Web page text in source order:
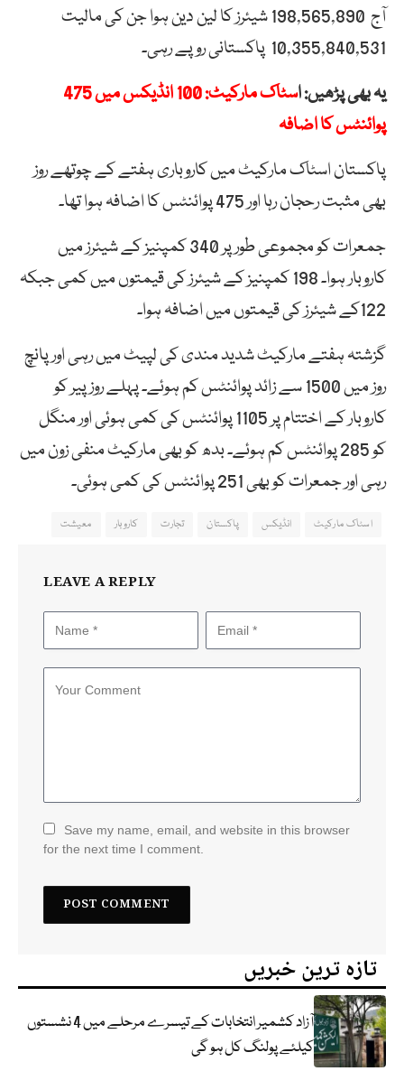
آج 198,565,890 شیئرز کا لین دین ہوا جن کی مالیت
10,355,840,531 پاکستانی روپے رہی۔
یہ بھی پڑھیں: ا
سٹاک مارکیٹ: 100 انڈیکس میں 475
پوائنٹس کا اضافہ
پاکستان اسٹاک مارکیٹ میں کاروباری ہفتے کے چوتھے روز
بھی مثبت رحجان رہا اور 475 پوائنٹس کا اضافہ ہوا تھا۔
جمعرات کو مجموعی طور پر 340 کمپنیز کے شیئرز میں
کاروبار ہوا۔ 198 کمپنیز کے شیئرز کی قیمتوں میں کمی جبکہ
122کے شیئرز کی قیمتوں میں اضافہ ہوا۔
گزشتہ ہفتے مارکیٹ شدید مندی کی لپیٹ میں رہی اور پانچ
روز میں 1500 سے زائد پوائنٹس کم ہوئے۔ پہلے روز پیر کو
کاروبار کے اختتام پر 1105 پوائنٹس کی کمی ہوئی اور منگل
کو 285 پوائنٹس کم ہوئے۔ بدھ کو بھی مارکیٹ منفی زون میں
رہی اور جمعرات کو بھی 251 پوائنٹس کی کمی ہوئی۔
اسٹاک مارکیٹ انڈیکس پاکستان تجارت کاروبار معیشت
LEAVE A REPLY
Save my name, email, and website in this browser
for the next time I comment.
تازہ ترین خبریں
آزاد کشمیر انتخابات کے تیسرے مرحلے میں 4 نشستوں
کیلئے پولنگ کل ہو گی